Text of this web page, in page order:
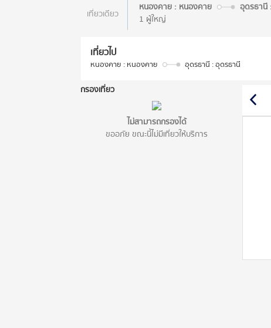
เที่ยวเดียว
หนองคาย : หนองคาย
อุดรธานี
1 ผู้ใหญ่
เที่ยวไป
หนองคาย : หนองคาย อุดรธานี : อุดรธานี
กรองเที่ยว
ไม่สามารถกรองได้
ขออภัย ขณะนี้ไม่มีเที่ยวให้บริการ